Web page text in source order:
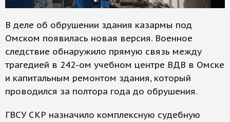
В деле об обрушении здания казармы под
Омском появилась новая версия. Военное
следствие обнаружило прямую связь между
трагедией в 242-ом учебном центре ВДВ в Омске
и капитальным ремонтом здания, который
проводился за полтора года до обрушения.
ГВСУ СКР назначило комплексную судебную